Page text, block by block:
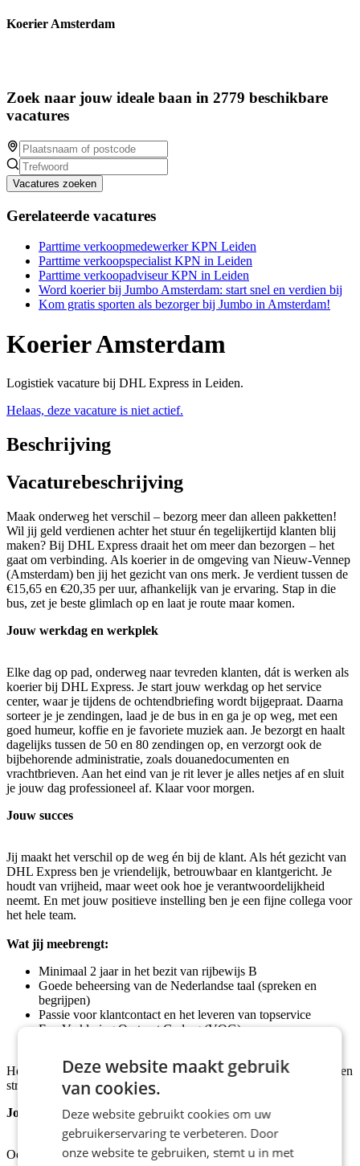
Koerier Amsterdam
Zoek naar jouw ideale baan in 2779 beschikbare
vacatures
Vacatures zoeken
Gerelateerde vacatures
Parttime verkoopmedewerker KPN Leiden
Parttime verkoopspecialist KPN in Leiden
Parttime verkoopadviseur KPN in Leiden
Word koerier bij Jumbo Amsterdam: start snel en verdien bij
Kom gratis sporten als bezorger bij Jumbo in Amsterdam!
Koerier Amsterdam
Logistiek vacature bij DHL Express in Leiden.
Helaas, deze vacature is niet actief.
Beschrijving
Vacaturebeschrijving
Maak onderweg het verschil – bezorg meer dan alleen pakketten!
Wil jij geld verdienen achter het stuur én tegelijkertijd klanten blij
maken? Bij DHL Express draait het om meer dan bezorgen – het
gaat om verbinding. Als koerier in de omgeving van Nieuw-Vennep
(Amsterdam) ben jij het gezicht van ons merk. Je verdient tussen de
€15,65 en €20,35 per uur, afhankelijk van je ervaring. Stap in die
bus, zet je beste glimlach op en laat je route maar komen.
Jouw werkdag en werkplek
Elke dag op pad, onderweg naar tevreden klanten, dát is werken als
koerier bij DHL Express. Je start jouw werkdag op het service
center, waar je tijdens de ochtendbriefing wordt bijgepraat. Daarna
sorteer je je zendingen, laad je de bus in en ga je op weg, met een
goed humeur, koffie en je favoriete muziek aan. Je bezorgt en haalt
dagelijks tussen de 50 en 80 zendingen op, en verzorgt ook de
bijbehorende administratie, zoals douanedocumenten en
vrachtbrieven. Aan het eind van je rit lever je alles netjes af en sluit
je jouw dag professioneel af. Klaar voor morgen.
Jouw succes
Jij maakt het verschil op de weg én bij de klant. Als hét gezicht van
DHL Express ben je vriendelijk, betrouwbaar en klantgericht. Je
houdt van vrijheid, maar weet ook hoe je verantwoordelijkheid
neemt. En met jouw positieve instelling ben je een fijne collega voor
het hele team.
Wat jij meebrengt:
Minimaal 2 jaar in het bezit van rijbewijs B
Goede beheersing van de Nederlandse taal (spreken en
begrijpen)
Passie voor klantcontact en het leveren van topservice
Een Verklaring Omtrent Gedrag (VOG)
Heb je al ervaring als koerier, chauffeur of bezorger? Dan heb je een
streepje voor!
Jouw pakket
Ook jij verdient het beste pakket. Bij DHL Express krijg je
Deze website maakt gebruik
van cookies.
Deze website gebruikt cookies om uw
gebruikerservaring te verbeteren. Door
onze website te gebruiken, stemt u in met